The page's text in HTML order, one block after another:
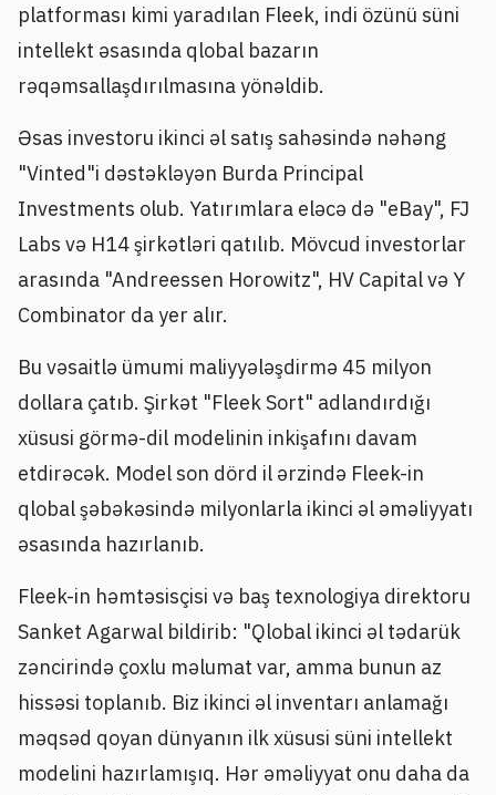
platforması kimi yaradılan Fleek, indi özünü süni
intellekt əsasında qlobal bazarın
rəqəmsallaşdırılmasına yönəldib.
Əsas investoru ikinci əl satış sahəsində nəhəng
"Vinted"i dəstəkləyən Burda Principal
Investments olub. Yatırımlara eləcə də "eBay", FJ
Labs və H14 şirkətləri qatılıb. Mövcud investorlar
arasında "Andreessen Horowitz", HV Capital və Y
Combinator da yer alır.
Bu vəsaitlə ümumi maliyyələşdirmə 45 milyon
dollara çatıb. Şirkət "Fleek Sort" adlandırdığı
xüsusi görmə-dil modelinin inkişafını davam
etdirəcək. Model son dörd il ərzində Fleek-in
qlobal şəbəkəsində milyonlarla ikinci əl əməliyyatı
əsasında hazırlanıb.
Fleek-in həmtəsisçisi və baş texnologiya direktoru
Sanket Agarwal bildirib: "Qlobal ikinci əl tədarük
zəncirində çoxlu məlumat var, amma bunun az
hissəsi toplanıb. Biz ikinci əl inventarı anlamağı
məqsəd qoyan dünyanın ilk xüsusi süni intellekt
modelini hazırlamışıq. Hər əməliyyat onu daha da